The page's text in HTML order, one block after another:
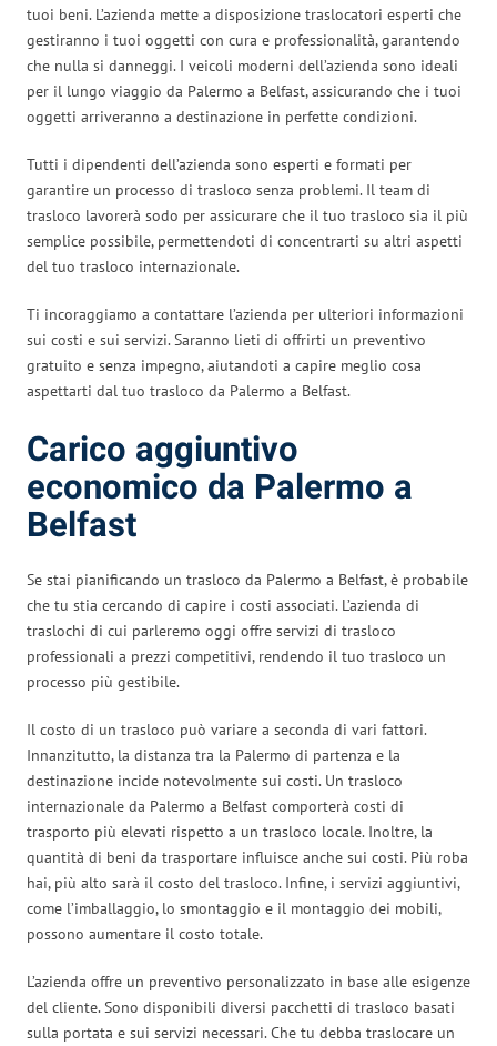
tuoi beni. L’azienda mette a disposizione traslocatori esperti che
gestiranno i tuoi oggetti con cura e professionalità, garantendo
che nulla si danneggi. I veicoli moderni dell’azienda sono ideali
per il lungo viaggio da Palermo a Belfast, assicurando che i tuoi
oggetti arriveranno a destinazione in perfette condizioni.
Tutti i dipendenti dell’azienda sono esperti e formati per
garantire un processo di trasloco senza problemi. Il team di
trasloco lavorerà sodo per assicurare che il tuo trasloco sia il più
semplice possibile, permettendoti di concentrarti su altri aspetti
del tuo trasloco internazionale.
Ti incoraggiamo a contattare l’azienda per ulteriori informazioni
sui costi e sui servizi. Saranno lieti di offrirti un preventivo
gratuito e senza impegno, aiutandoti a capire meglio cosa
aspettarti dal tuo trasloco da Palermo a Belfast.
Carico aggiuntivo
economico da Palermo a
Belfast
Se stai pianificando un trasloco da Palermo a Belfast, è probabile
che tu stia cercando di capire i costi associati. L’azienda di
traslochi di cui parleremo oggi offre servizi di trasloco
professionali a prezzi competitivi, rendendo il tuo trasloco un
processo più gestibile.
Il costo di un trasloco può variare a seconda di vari fattori.
Innanzitutto, la distanza tra la Palermo di partenza e la
destinazione incide notevolmente sui costi. Un trasloco
internazionale da Palermo a Belfast comporterà costi di
trasporto più elevati rispetto a un trasloco locale. Inoltre, la
quantità di beni da trasportare influisce anche sui costi. Più roba
hai, più alto sarà il costo del trasloco. Infine, i servizi aggiuntivi,
come l’imballaggio, lo smontaggio e il montaggio dei mobili,
possono aumentare il costo totale.
L’azienda offre un preventivo personalizzato in base alle esigenze
del cliente. Sono disponibili diversi pacchetti di trasloco basati
sulla portata e sui servizi necessari. Che tu debba traslocare un